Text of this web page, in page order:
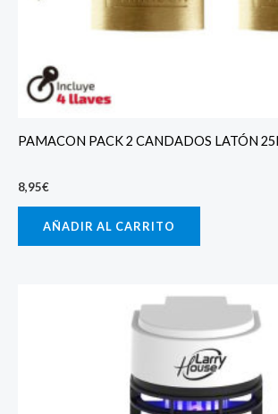
PAMACON PACK 2 CANDADOS LATÓN
8,95€
AÑADIR AL CARRITO